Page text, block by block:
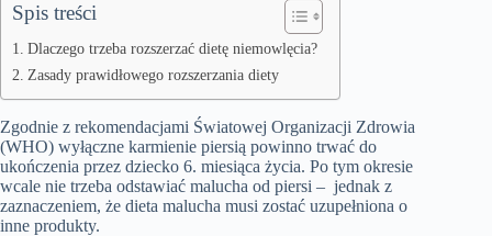
Spis treści
Dlaczego trzeba rozszerzać dietę niemowlęcia?
Zasady prawidłowego rozszerzania diety
Zgodnie z rekomendacjami Światowej Organizacji Zdrowia
(WHO) wyłączne karmienie piersią powinno trwać do
ukończenia przez dziecko 6. miesiąca życia. Po tym okresie
wcale nie trzeba odstawiać malucha od piersi – jednak z
zaznaczeniem, że dieta malucha musi zostać uzupełniona o
inne produkty.